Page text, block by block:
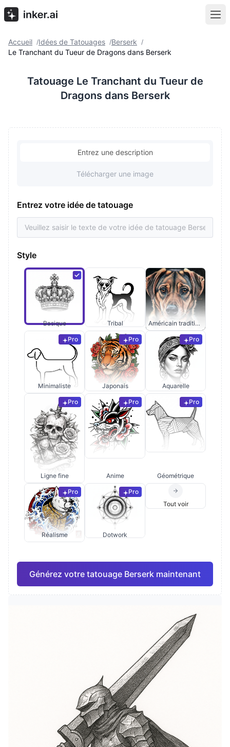
Accueil /Idées de Tatouages /Berserk /
Le Tranchant du Tueur de Dragons dans Berserk
Tatouage Le Tranchant du Tueur de
Dragons dans Berserk
Entrez une description
Télécharger une image
Entrez votre idée de tatouage
Style
Basique Tribal Américain traditionnel
Pro
Minimaliste
Pro
Japonais
Pro
Aquarelle
Pro
Ligne fine
Pro
Anime
Pro
Géométrique
Pro
Réalisme
Pro
Dotwork
Tout voir
Générez votre tatouage Berserk maintenant